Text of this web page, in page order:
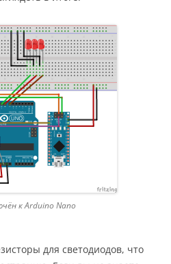
к Arduino Nano
для светодиодов, что